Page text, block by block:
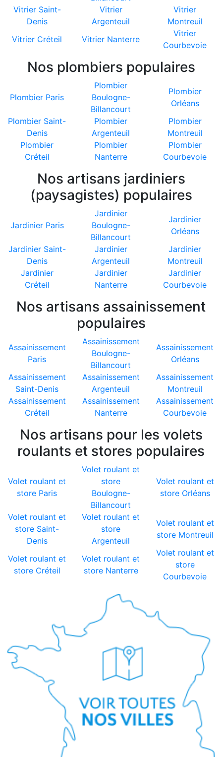
Vitrier Saint-
Denis
Vitrier
Argenteuil
Vitrier
Montreuil
Vitrier Créteil
Vitrier Nanterre
Vitrier
Courbevoie
Nos plombiers populaires
Plombier Paris
Plombier
Boulogne-
Billancourt
Plombier
Orléans
Plombier Saint-
Denis
Plombier
Argenteuil
Plombier
Montreuil
Plombier
Créteil
Plombier
Nanterre
Plombier
Courbevoie
Nos artisans jardiniers
(paysagistes) populaires
Jardinier Paris
Jardinier
Boulogne-
Billancourt
Jardinier
Orléans
Jardinier Saint-
Denis
Jardinier
Argenteuil
Jardinier
Montreuil
Jardinier
Créteil
Jardinier
Nanterre
Jardinier
Courbevoie
Nos artisans assainissement
populaires
Assainissement
Paris
Assainissement
Boulogne-
Billancourt
Assainissement
Orléans
Assainissement
Saint-Denis
Assainissement
Argenteuil
Assainissement
Montreuil
Assainissement
Créteil
Assainissement
Nanterre
Assainissement
Courbevoie
Nos artisans pour les volets
roulants et stores populaires
Volet roulant et
store Paris
Volet roulant et
store
Boulogne-
Billancourt
Volet roulant et
store Orléans
Volet roulant et
store Saint-
Denis
Volet roulant et
store
Argenteuil
Volet roulant et
store Montreuil
Volet roulant et
store Créteil
Volet roulant et
store Nanterre
Volet roulant et
store
Courbevoie